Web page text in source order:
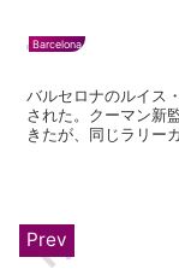
Barcelona
バルセロナのルイス
された。クーマン新
きたが、同じラリー